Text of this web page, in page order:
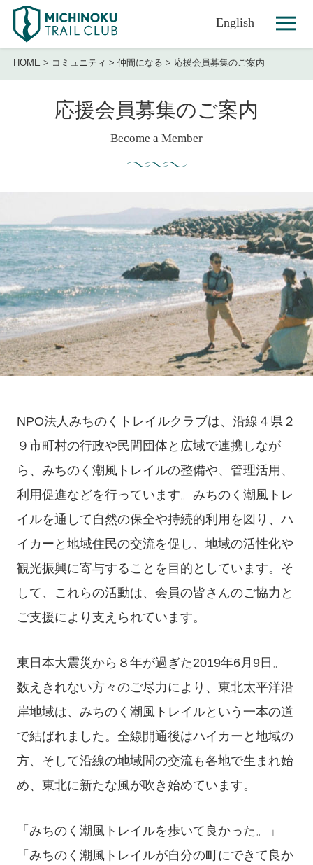
English
HOME > コミュニティ >仲間になる > 応援会員募集のご案内
応援会員募集のご案内
Become a Member
NPO法人みちのくトレイルクラブは、沿線４県２
９市町村の行政や民間団体と広域で連携しなが
ら、みちのく潮風トレイルの整備や、管理活用、
利用促進などを行っています。みちのく潮風トレ
イルを通して自然の保全や持続的利用を図り、ハ
イカーと地域住民の交流を促し、地域の活性化や
観光振興に寄与することを目的としています。そ
して、これらの活動は、会員の皆さんのご協力と
ご支援により支えられています。
東日本大震災から８年が過ぎた2019年6月9日。
数えきれない方々のご尽力により、東北太平洋沿
岸地域は、みちのく潮風トレイルという一本の道
で結ばれました。全線開通後はハイカーと地域の
方、そして沿線の地域間の交流も各地で生まれ始
め、東北に新たな風が吹き始めています。
「みちのく潮風トレイルを歩いて良かった。」
「みちのく潮風トレイルが自分の町にできて良か